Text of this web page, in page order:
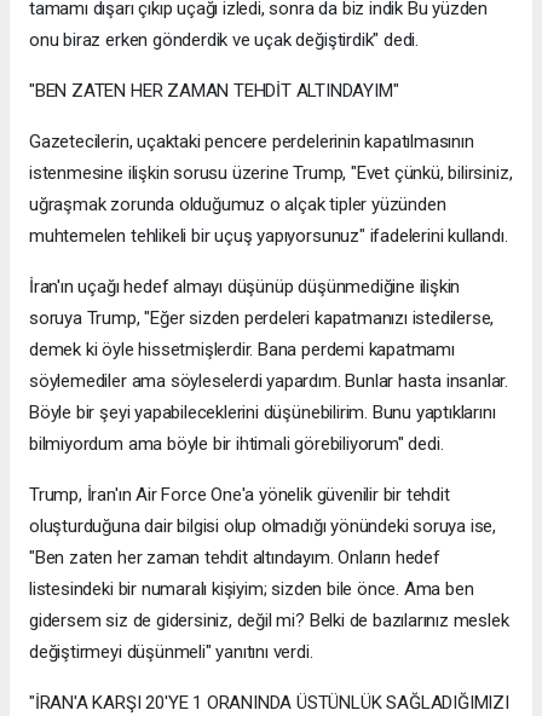
tamamı dışarı çıkıp uçağı izledi, sonra da biz indik Bu yüzden
onu biraz erken gönderdik ve uçak değiştirdik" dedi.
"BEN ZATEN HER ZAMAN TEHDİT ALTINDAYIM"
Gazetecilerin, uçaktaki pencere perdelerinin kapatılmasının
istenmesine ilişkin sorusu üzerine Trump, "Evet çünkü, bilirsiniz,
uğraşmak zorunda olduğumuz o alçak tipler yüzünden
muhtemelen tehlikeli bir uçuş yapıyorsunuz" ifadelerini kullandı.
İran'ın uçağı hedef almayı düşünüp düşünmediğine ilişkin
soruya Trump, "Eğer sizden perdeleri kapatmanızı istedilerse,
demek ki öyle hissetmişlerdir. Bana perdemi kapatmamı
söylemediler ama söyleselerdi yapardım. Bunlar hasta insanlar.
Böyle bir şeyi yapabileceklerini düşünebilirim. Bunu yaptıklarını
bilmiyordum ama böyle bir ihtimali görebiliyorum" dedi.
Trump, İran'ın Air Force One'a yönelik güvenilir bir tehdit
oluşturduğuna dair bilgisi olup olmadığı yönündeki soruya ise,
"Ben zaten her zaman tehdit altındayım. Onların hedef
listesindeki bir numaralı kişiyim; sizden bile önce. Ama ben
gidersem siz de gidersiniz, değil mi? Belki de bazılarınız meslek
değiştirmeyi düşünmeli" yanıtını verdi.
"İRAN'A KARŞI 20'YE 1 ORANINDA ÜSTÜNLÜK SAĞLADIĞIMIZI